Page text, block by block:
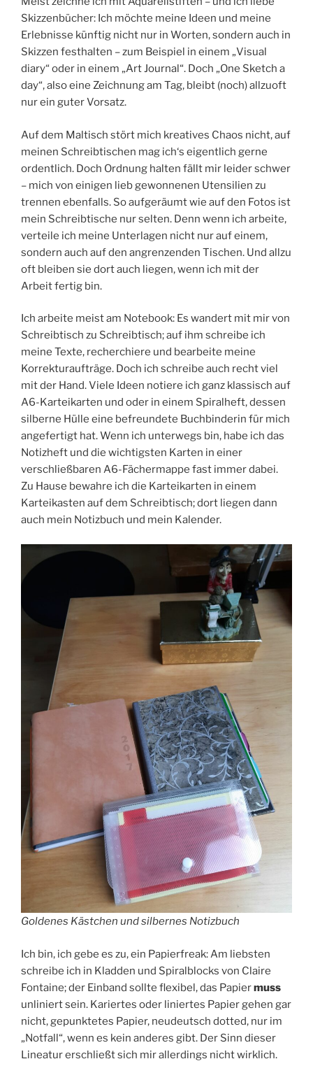
Skizzenbücher: Ich möchte meine Ideen und meine
Erlebnisse künftig nicht nur in Worten, sondern auch in
Skizzen festhalten – zum Beispiel in einem „Visual
diary“ oder in einem „Art Journal“. Doch „One Sketch a
day“, also eine Zeichnung am Tag, bleibt (noch) allzuoft
nur ein guter Vorsatz.
Auf dem Maltisch stört mich kreatives Chaos nicht, auf
meinen Schreibtischen mag ich‘s eigentlich gerne
ordentlich. Doch Ordnung halten fällt mir leider schwer
– mich von einigen lieb gewonnenen Utensilien zu
trennen ebenfalls. So aufgeräumt wie auf den Fotos ist
mein Schreibtische nur selten. Denn wenn ich arbeite,
verteile ich meine Unterlagen nicht nur auf einem,
sondern auch auf den angrenzenden Tischen. Und allzu
oft bleiben sie dort auch liegen, wenn ich mit der
Arbeit fertig bin.
Ich arbeite meist am Notebook: Es wandert mit mir von
Schreibtisch zu Schreibtisch; auf ihm schreibe ich
meine Texte, recherchiere und bearbeite meine
Korrekturaufträge. Doch ich schreibe auch recht viel
mit der Hand. Viele Ideen notiere ich ganz klassisch auf
A6-Karteikarten und oder in einem Spiralheft, dessen
silberne Hülle eine befreundete Buchbinderin für mich
angefertigt hat. Wenn ich unterwegs bin, habe ich das
Notizheft und die wichtigsten Karten in einer
verschließbaren A6-Fächermappe fast immer dabei.
Zu Hause bewahre ich die Karteikarten in einem
Karteikasten auf dem Schreibtisch; dort liegen dann
auch mein Notizbuch und mein Kalender.
Goldenes Kästchen und silbernes Notizbuch
Ich bin, ich gebe es zu, ein Papierfreak: Am liebsten
schreibe ich in Kladden und Spiralblocks von Claire
Fontaine; der Einband sollte flexibel, das Papiermuss
unliniert sein. Kariertes oder liniertes Papier gehen gar
nicht, gepunktetes Papier, neudeutsch dotted, nur im
„Notfall“, wenn es kein anderes gibt. Der Sinn dieser
Lineatur erschließt sich mir allerdings nicht wirklich.